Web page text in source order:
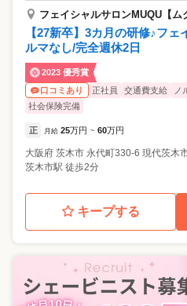
フェイシャルサロンMUQU【ム
【27新卒】3カ月の研修♪フ
ルマなし/完全週休2日
2023 優秀賞
口コミあり
正社員 交通費支給 ノ
社会保険完備
正 月給 25万円 ~ 60万円
大阪府 茨木市 永代町330-6 現代茨木
茨木市駅 徒歩2分
キープする